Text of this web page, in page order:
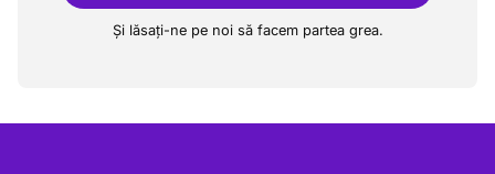
Și lăsați-ne pe noi să facem partea grea.